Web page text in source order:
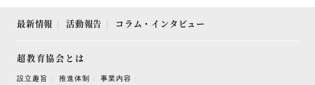
最新情報 活動報告 コラム・インタビュー
超教育協会とは
設立趣旨 推進体制 事業内容